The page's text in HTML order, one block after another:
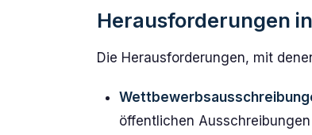
Herausforderungen
Die Herausforderungen, mit
öffentlichen